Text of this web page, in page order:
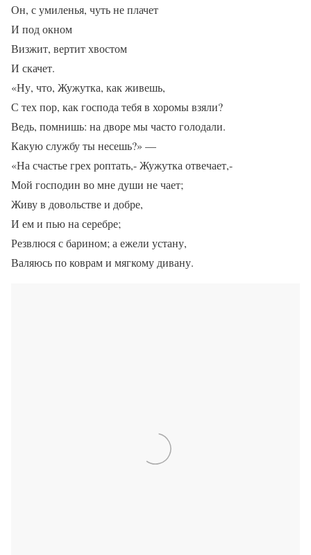
Он, с умиленья, чуть не плачет
И под окном
Визжит, вертит хвостом
И скачет.
«Ну, что, Жужутка, как живешь,
С тех пор, как господа тебя в хоромы взяли?
Ведь, помнишь: на дворе мы часто голодали.
Какую службу ты несешь?» —
«На счастье грех роптать,- Жужутка отвечает,-
Мой господин во мне души не чает;
Живу в довольстве и добре,
И ем и пью на серебре;
Резвлюся с барином; а ежели устану,
Валяюсь по коврам и мягкому дивану.